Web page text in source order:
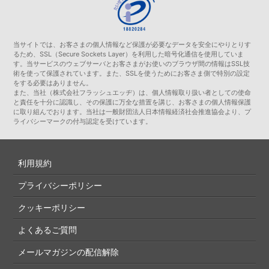
当サイトでは、お客さまの個人情報など保護が必要なデータを安全にやりとりす
るため、SSL（Secure Sockets Layer）を利用した暗号化通信を使用していま
す。当サービスのウェブサーバとお客さまがお使いのブラウザ間の情報はSSL技
術を使って保護されています。また、SSLを使うためにお客さま側で特別の設定
をする必要はありません。
また、当社（株式会社フラッシュエッヂ）は、個人情報取り扱い者としての使命
と責任を十分に認識し、その保護に万全な措置を講じ、お客さまの個人情報保護
に取り組んでおります。当社は一般財団法人日本情報経済社会推進協会より、プ
ライバシーマークの付与認定を受けています。
利用規約
プライバシーポリシー
クッキーポリシー
よくあるご質問
メールマガジンの配信解除